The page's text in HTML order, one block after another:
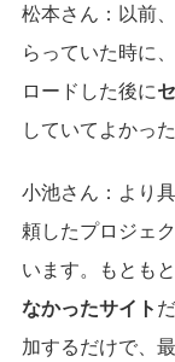
松本さん： 以前
らっていた時に
ロードした後に
していてよかっ
小池さん： より
頼したプロジェ
います。もともと
なかったサイト
加するだけで、